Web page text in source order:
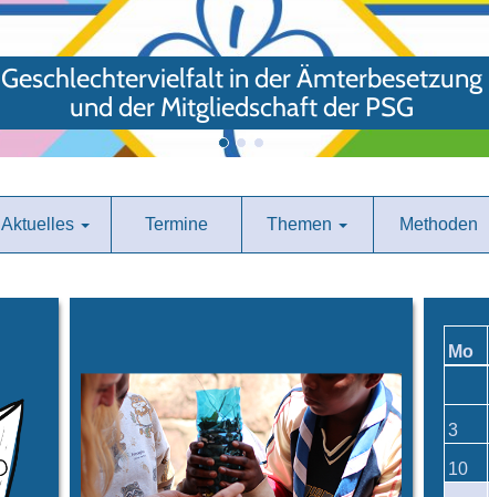
Geschlechtervielfalt in der Ämterbesetzung
und der Mitgliedschaft der PSG
Aktuelles Termine Themen Methoden
Mo
3
10